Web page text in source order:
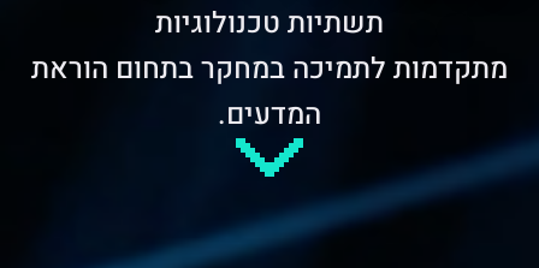
תשתיות טכנולוגיות
מתקדמות לתמיכה במחקר בתחום הוראת
המדעים.